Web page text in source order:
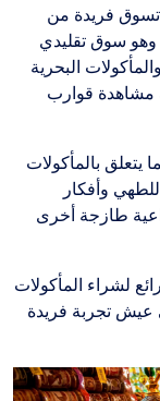
فريدة من
وهو سوق تقليدي
البحرية
مشاهدة قوارب
يتعلق بالمأكولات
وأفكار
طازجة أخرى
لشراء المأكولات
عيش تجربة فريدة